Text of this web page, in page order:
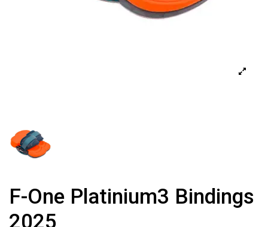
F-One Platinium3 Bindings
2025